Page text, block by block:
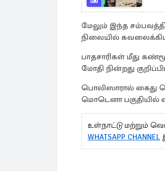
மேலும் இந்த
நிலையில்
பாதசாரிகள் மீது
மோதி நின்றது
பொலிஸாரால் கைது
மொடெனா பகுதியில்
உள்நாட்டு மற்றும்
WHATSAPP CHANNEL